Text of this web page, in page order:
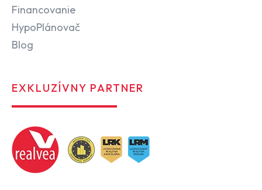
Financovanie
HypoPlánovač
Blog
EXKLUZÍVNY PARTNER